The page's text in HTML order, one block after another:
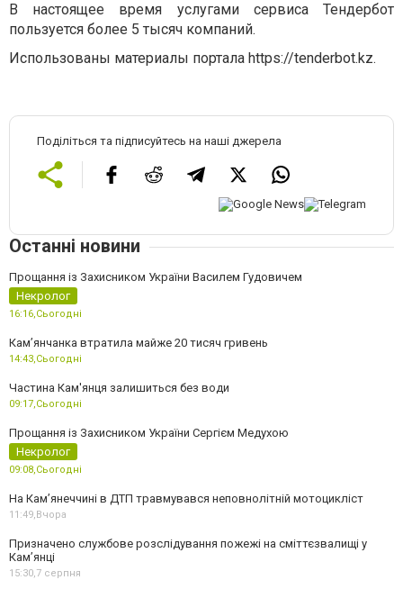
В настоящее время услугами сервиса Тендербот
пользуется более 5 тысяч компаний.
Использованы материалы портала https://tenderbot.kz.
Поділіться та підписуйтесь на наші джерела
Останні новини
Прощання із Захисником України Василем Гудовичем
Некролог
16:16,Сьогодні
Камʼянчанка втратила майже 20 тисяч гривень
14:43,Сьогодні
Частина Кам'янця залишиться без води
09:17,Сьогодні
Прощання із Захисником України Сергієм Медухою
Некролог
09:08,Сьогодні
На Кам’янеччині в ДТП травмувався неповнолітній мотоцикліст
11:49, Вчора
Призначено службове розслідування пожежі на сміттєзвалищі у
Кам’янці
15:30,7 серпня